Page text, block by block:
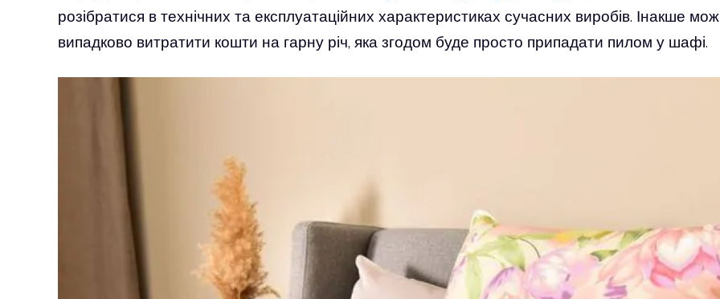
розібратися в технічних та експлуатаційних характеристиках сучасних виробів. Інакше
випадково витратити кошти на гарну річ, яка згодом буде просто припадати пилом у шафі.